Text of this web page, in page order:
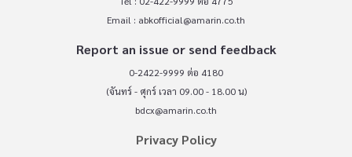
Email : abkofficial@amarin.co.th
Report an issue or send feedback
0-2422-9999 ต่อ 4180
(จันทร์ - ศุกร์ เวลา 09.00 - 18.00 น)
bdcx@amarin.co.th
Privacy Policy